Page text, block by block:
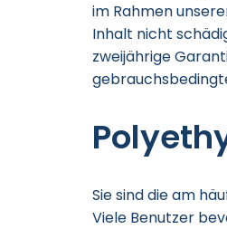
im Rahmen
Inhalt nicht
zweijährige
Sie sind die am
Viele Benutzer